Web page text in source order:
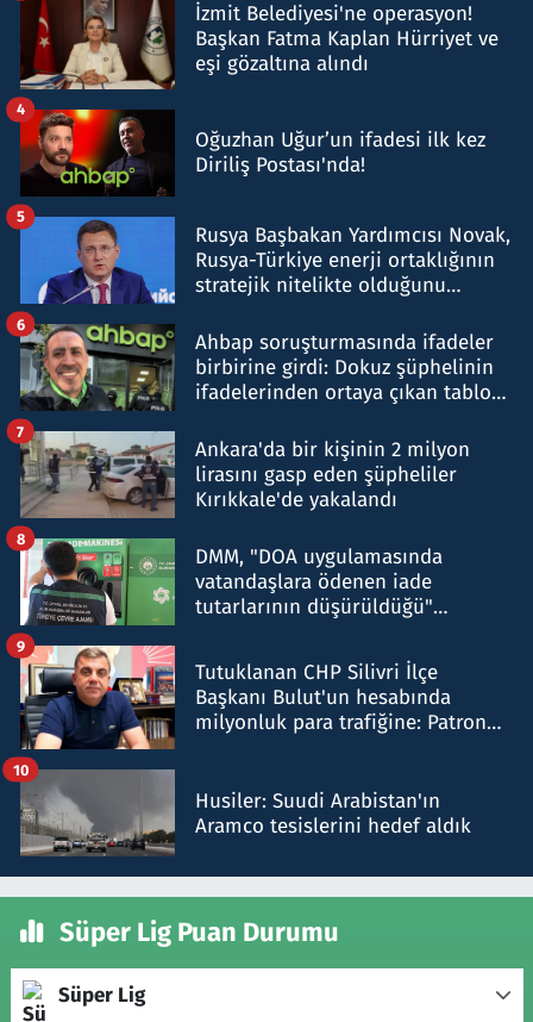
İzmit Belediyesi'ne operasyon!
Başkan Fatma Kaplan Hürriyet ve
eşi gözaltına alındı
Oğuzhan Uğur’un ifadesi ilk kez
Diriliş Postası'nda!
4
Rusya Başbakan Yardımcısı Novak,
Rusya-Türkiye enerji ortaklığının
stratejik nitelikte olduğunu
5
Ahbap soruşturmasında ifadeler
birbirine girdi: Dokuz şüphelinin
ifadelerinden ortaya çıkan tablo
6
Ankara'da bir kişinin 2 milyon
lirasını gasp eden şüpheliler
Kırıkkale'de yakalandı
7
DMM, "DOA uygulamasında
vatandaşlara ödenen iade
tutarlarının düşürüldüğü"
8
Tutuklanan CHP Silivri İlçe
Başkanı Bulut'un hesabında
milyonluk para trafiğine: Patron
9
Husiler: Suudi Arabistan'ın
Aramco tesislerini hedef aldık
10
Süper Lig Puan Durumu
Süper Lig